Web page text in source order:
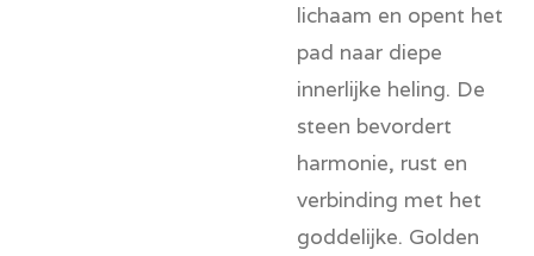
lichaam en opent het
pad naar diepe
innerlijke heling. De
steen bevordert
harmonie, rust en
verbinding met het
goddelijke. Golden